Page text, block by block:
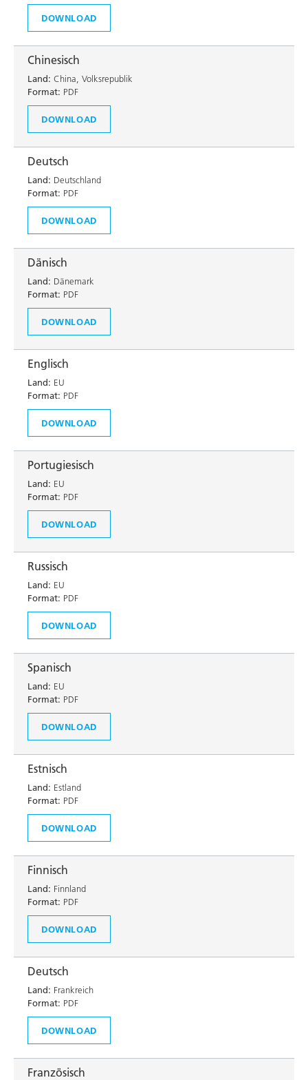
DOWNLOAD
Chinesisch
Land: China, Volksrepublik
Format: PDF
DOWNLOAD
Deutsch
Land: Deutschland
Format: PDF
DOWNLOAD
Dänisch
Land: Dänemark
Format: PDF
DOWNLOAD
Englisch
Land: EU
Format: PDF
DOWNLOAD
Portugiesisch
Land: EU
Format: PDF
DOWNLOAD
Russisch
Land: EU
Format: PDF
DOWNLOAD
Spanisch
Land: EU
Format: PDF
DOWNLOAD
Estnisch
Land: Estland
Format: PDF
DOWNLOAD
Finnisch
Land: Finnland
Format: PDF
DOWNLOAD
Deutsch
Land: Frankreich
Format: PDF
DOWNLOAD
Französisch